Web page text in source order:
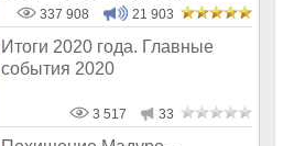
латыши и евреи, а не русс
337 908 21 903
Итоги 2020 года. Главные
события 2020
3 517 33